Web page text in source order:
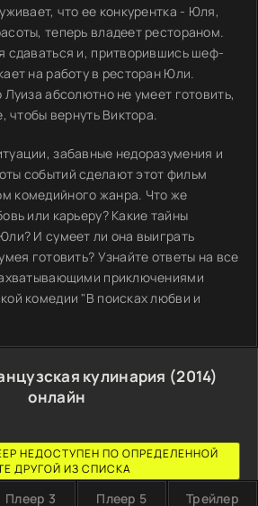
что ее конкурентка - Юля,
теперь владеет рестораном.
сдаваться и, притворившись шеф-
на работу в ресторан Юли.
абсолютно не умеет готовить,
чтобы вернуть Виктора.
забавные недоразумения и
событий сделают этот фильм
комедийного жанра. Что же
или карьеру? Какие тайны
И сумеет ли она выиграть
готовить? Узнайте ответы на все
приключениями
комедии "В поисках любви и
кулинария (2014)
онлайн
НЕДОСТУПЕН ПО ОПРЕДЕЛЕННОЙ
ДРУГОЙ ИЗ СПИСКА
Плеер 3 Плеер 5 Трейлер